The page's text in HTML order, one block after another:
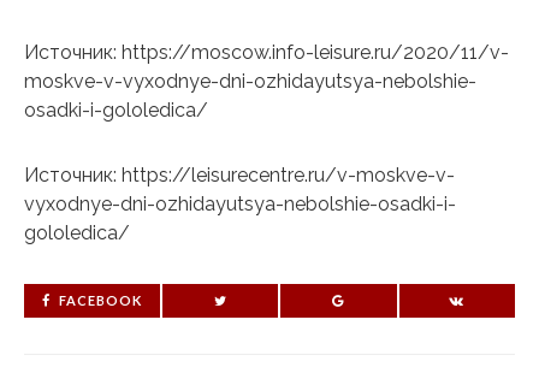
Источник: https://moscow.info-leisure.ru/2020/11/v-
moskve-v-vyxodnye-dni-ozhidayutsya-nebolshie-
osadki-i-gololedica/
Источник: https://leisurecentre.ru/v-moskve-v-
vyxodnye-dni-ozhidayutsya-nebolshie-osadki-i-
gololedica/
FACEBOOK